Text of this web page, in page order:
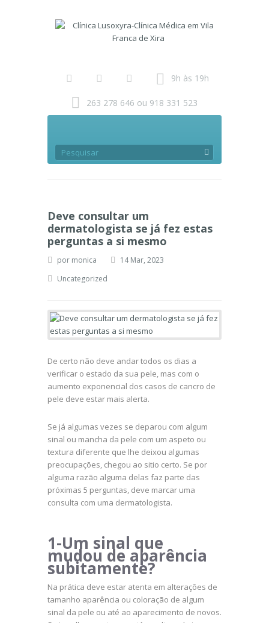
9h às 19h
263 278 646 ou 918 331 523
Deve consultar um
dermatologista se já fez estas
perguntas a si mesmo
por monica
14 Mar, 2023
Uncategorized
De certo não deve andar todos os dias a
verificar o estado da sua pele, mas com o
aumento exponencial dos casos de cancro de
pele deve estar mais alerta.
Se já algumas vezes se deparou com algum
sinal ou mancha da pele com um aspeto ou
textura diferente que lhe deixou algumas
preocupações, chegou ao sitio certo. Se por
alguma razão alguma delas faz parte das
próximas 5 perguntas, deve marcar uma
consulta com uma dermatologista.
1-Um sinal que
mudou de aparência
subitamente?
Na prática deve estar atenta em alterações de
tamanho aparência ou coloração de algum
sinal da pele ou até ao aparecimento de novos.